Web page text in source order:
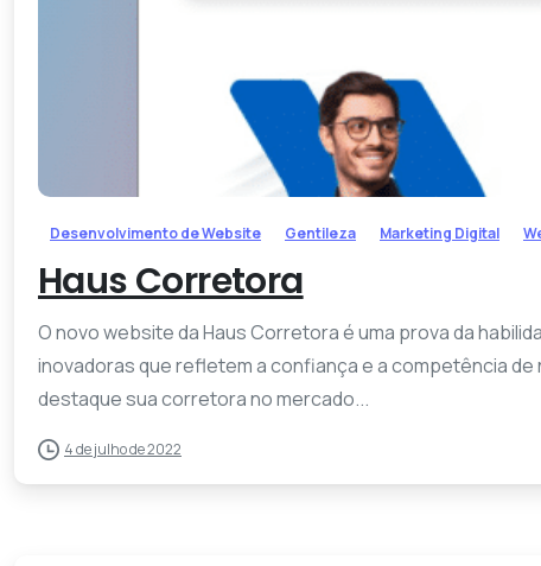
Desenvolvimento de Website Gentileza Marketing Digital
Haus Corretora
O novo website da Haus Corretora é uma prova da
inovadoras que refletem a confiança e a competência
destaque sua corretora no mercado...
4 de julho de 2022